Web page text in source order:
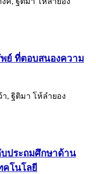
ย์ ที่ตอบสนองความ
, ฐิติมา โห้ลำยอง
ประถมศึกษาด้าน
คโนโลยี